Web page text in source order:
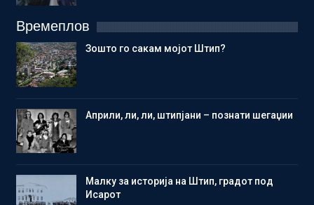
Времеплов
Зошто го сакам мојот Штип?
Aприли, ли, ли, штипјани – познати шегаџии
Малку за историја на Штип, градот под
Исарот